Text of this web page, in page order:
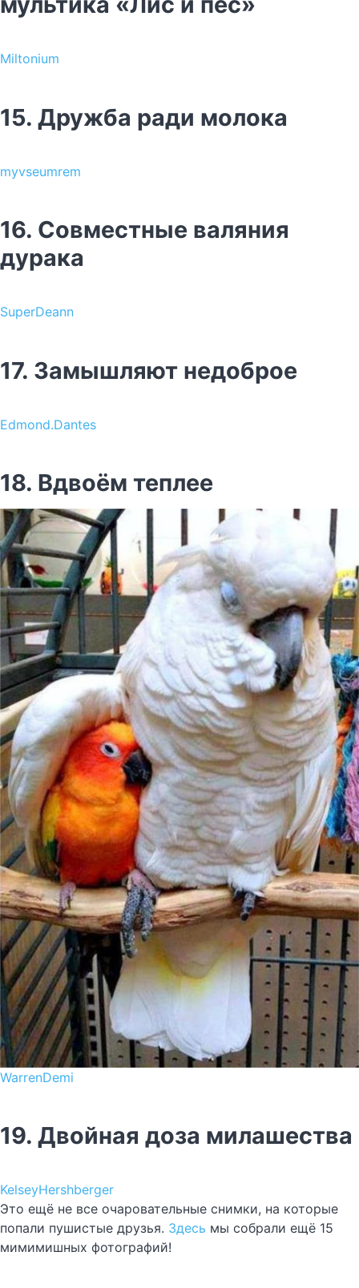
Miltonium
15. Дружба ради молока
myvseumrem
16. Совместные валяния
дурака
SuperDeann
17. Замышляют недоброе
Edmond.Dantes
18. Вдвоём теплее
WarrenDemi
19. Двойная доза милашества
KelseyHershberger
Это ещё не все очаровательные снимки, на которые
попали пушистые друзья. Здесь мы собрали ещё 15
мимимишных фотографий!